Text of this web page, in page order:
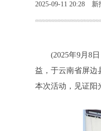
2025-09-11 20:28 新
(2025年9月8
益，于云南省屏边
本次活动，见证阳